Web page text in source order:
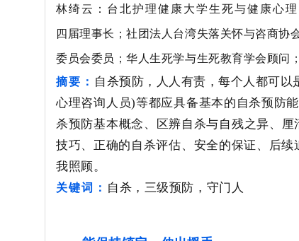
林绮云：台北护理健康大学生死与健康心
四届理事长；社团法人台湾失落关怀与咨商协
委员会委员；华人生死学与生死教育学会顾问
摘要： 自杀预防，人人有责，每个人都可以
心理咨询人员)等都应具备基本的自杀预防
杀预防基本概念、区辨自杀与自残之异、
技巧、正确的自杀评估、安全的保证、后续
我照顾。
关键词： 自杀，三级预防，守门人